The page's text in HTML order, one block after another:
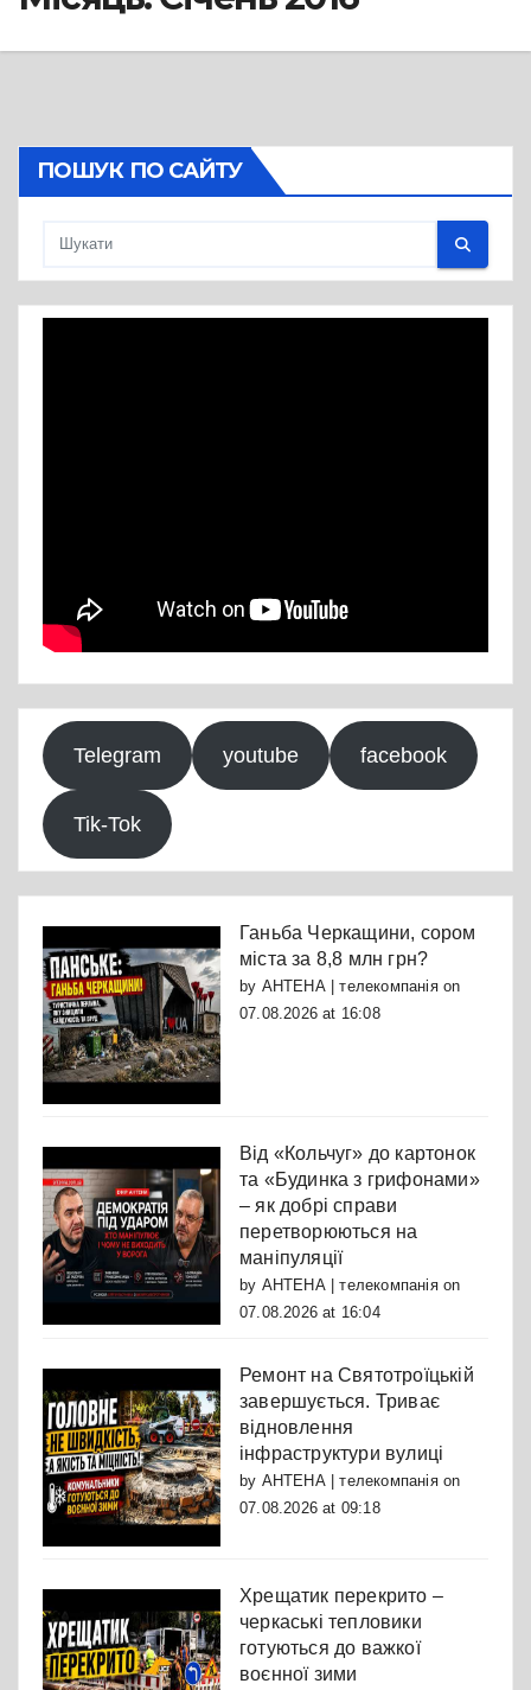
ПОШУК ПО САЙТУ
Telegram youtube facebook
Tik-Tok
Ганьба Черкащини, сором
міста за 8,8 млн грн?
by АНТЕНА | телекомпаніяon
07.08.2026 at 16:08
Від «Кольчуг» до картонок
та «Будинка з грифонами»
– як добрі справи
перетворюються на
маніпуляції
by АНТЕНА | телекомпаніяon
07.08.2026 at 16:04
Ремонт на Святотроїцькій
завершується. Триває
відновлення
інфраструктури вулиці
by АНТЕНА | телекомпаніяon
07.08.2026 at 09:18
Хрещатик перекрито –
черкаські тепловики
готуються до важкої
воєнної зими